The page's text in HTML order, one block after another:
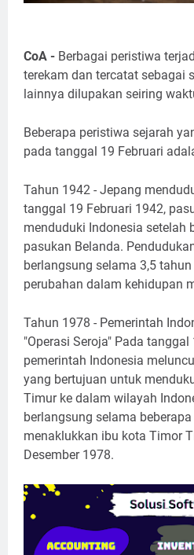
CoA - Berbagai peristiwa
terekam dan tercatat sebagai
lainnya dilupakan seiring
Beberapa peristiwa sejarah
pada tanggal 19 Februari
Tahun 1942 - Jepang
tanggal 19 Februari 1942,
menduduki Indonesia setelah
pasukan Belanda.
berlangsung selama 3,5
perubahan dalam kehidupan
Tahun 1978 - Pemerintah
"Operasi Seroja" Pada
pemerintah Indonesia
yang bertujuan untuk
Timur ke dalam wilayah
berlangsung selama
menaklukkan ibu kota Timor
Desember 1978.